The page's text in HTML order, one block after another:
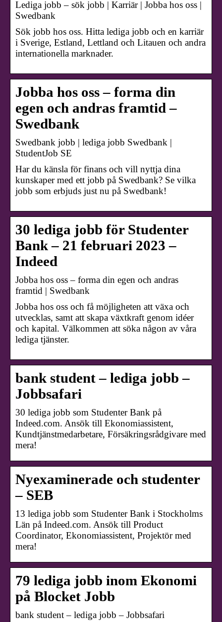
Lediga jobb – sök jobb | Karriär | Jobba hos oss |
Swedbank
Sök jobb hos oss. Hitta lediga jobb och en karriär
i Sverige, Estland, Lettland och Litauen och andra
internationella marknader.
Jobba hos oss – forma din
egen och andras framtid –
Swedbank
Swedbank jobb | lediga jobb Swedbank |
StudentJob SE
Har du känsla för finans och vill nyttja dina
kunskaper med ett jobb på Swedbank? Se vilka
jobb som erbjuds just nu på Swedbank!
30 lediga jobb för Studenter
Bank – 21 februari 2023 –
Indeed
Jobba hos oss – forma din egen och andras
framtid | Swedbank
Jobba hos oss och få möjligheten att växa och
utvecklas, samt att skapa växtkraft genom idéer
och kapital. Välkommen att söka någon av våra
lediga tjänster.
bank student – lediga jobb –
Jobbsafari
30 lediga jobb som Studenter Bank på
Indeed.com. Ansök till Ekonomiassistent,
Kundtjänstmedarbetare, Försäkringsrådgivare med
mera!
Nyexaminerade och studenter
– SEB
13 lediga jobb som Studenter Bank i Stockholms
Län på Indeed.com. Ansök till Product
Coordinator, Ekonomiassistent, Projektör med
mera!
79 lediga jobb inom Ekonomi
på Blocket Jobb
bank student – lediga jobb – Jobbsafari